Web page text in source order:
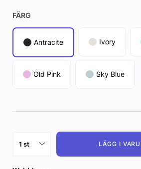
FÄRG
Antracite Ivory
Old Pink Sky Blue
LÄGG I